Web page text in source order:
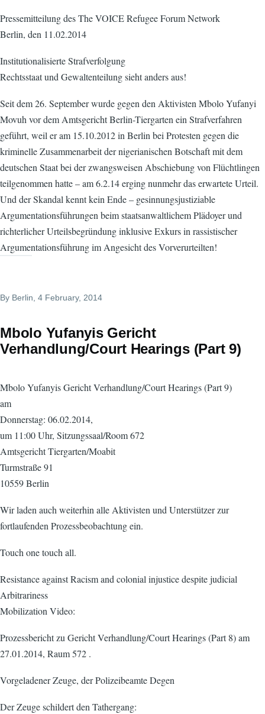
Pressemitteilung des The VOICE Refugee Forum Network
Berlin, den 11.02.2014
Institutionalisierte Strafverfolgung
Rechtsstaat und Gewaltenteilung sieht anders aus!
Seit dem 26. September wurde gegen den Aktivisten Mbolo Yufanyi
Movuh vor dem Amtsgericht Berlin-Tiergarten ein Strafverfahren
geführt, weil er am 15.10.2012 in Berlin bei Protesten gegen die
kriminelle Zusammenarbeit der nigerianischen Botschaft mit dem
deutschen Staat bei der zwangsweisen Abschiebung von Flüchtlingen
teilgenommen hatte – am 6.2.14 erging nunmehr das erwartete Urteil.
Und der Skandal kennt kein Ende – gesinnungsjustiziable
Argumentationsführungen beim staatsanwaltlichem Plädoyer und
richterlicher Urteilsbegründung inklusive Exkurs in rassistischer
Argumentationsführung im Angesicht des Vorverurteilten!
By Berlin , 4 February, 2014
Mbolo Yufanyis Gericht
Verhandlung/Court Hearings (Part 9)
Mbolo Yufanyis Gericht Verhandlung/Court Hearings (Part 9)
am
Donnerstag: 06.02.2014,
um 11:00 Uhr, Sitzungssaal/Room 672
Amtsgericht Tiergarten/Moabit
Turmstraße 91
10559 Berlin
Wir laden auch weiterhin alle Aktivisten und Unterstützer zur
fortlaufenden Prozessbeobachtung ein.
Touch one touch all.
Resistance against Racism and colonial injustice despite judicial
Arbitrariness
Mobilization Video:
Prozessbericht zu Gericht Verhandlung/Court Hearings (Part 8) am
27.01.2014, Raum 572 .
Vorgeladener Zeuge, der Polizeibeamte Degen
Der Zeuge schildert den Tathergang: